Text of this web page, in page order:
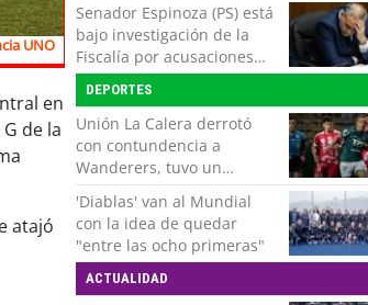
UNO
en
de la
atajó
Senador Espinoza (PS) está
bajo investigación de la
Fiscalía por acusaciones
cruzadas de agresión con
su pareja
DEPORTES
Unión La Calera derrotó
con contundencia a
Wanderers, tuvo un
respiro y clasificó en Copa
Chile
'Diablas' van al Mundial
con la idea de quedar
"entre las ocho primeras"
ACTUALIDAD